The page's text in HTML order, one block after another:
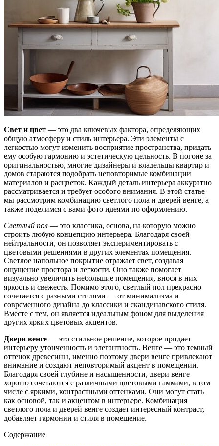
Свет и цвет — это два ключевых фактора, определяющих
общую атмосферу и стиль интерьера. Эти элементы с
легкостью могут изменить восприятие пространства, придать
ему особую гармонию и эстетическую цельность. В погоне за
оригинальностью, многие дизайнеры и владельцы квартир и
домов стараются подобрать неповторимые комбинации
материалов и расцветок. Каждый деталь интерьера аккуратно
рассматривается и требует особого внимания. В этой статье
мы рассмотрим комбинацию светлого пола и дверей венге, а
также поделимся с вами фото идеями по оформлению.
Светлый пол — это классика, основа, на которую можно
строить любую концепцию интерьера. Благодаря своей
нейтральности, он позволяет экспериментировать с
цветовыми решениями в других элементах помещения.
Светлое напольное покрытие отражает свет, создавая
ощущение простора и легкости. Оно также помогает
визуально увеличить небольшие помещения, внося в них
яркость и свежесть. Помимо этого, светлый пол прекрасно
сочетается с разными стилями — от минимализма и
современного дизайна до классики и скандинавского стиля.
Вместе с тем, он является идеальным фоном для выделения
других ярких цветовых акцентов.
Двери венге — это стильное решение, которое придает
интерьеру утонченность и элегантность. Венге — это темный
оттенок древесины, именно поэтому двери венге привлекают
внимание и создают неповторимый акцент в помещении.
Благодаря своей глубине и насыщенности, двери венге
хорошо сочетаются с различными цветовыми гаммами, в том
числе с яркими, контрастными оттенками. Они могут стать
как основой, так и акцентом в интерьере. Комбинация
светлого пола и дверей венге создает интересный контраст,
добавляет гармонии и стиля в помещение.
Содержание